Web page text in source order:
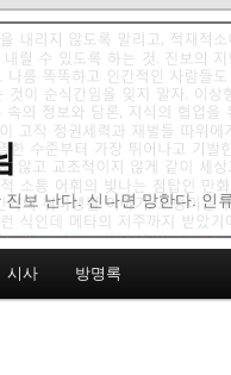
보 난다. 신나면 망한다. 인
시사 방명록